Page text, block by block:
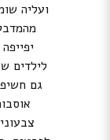
ועליה
לילדים
גם